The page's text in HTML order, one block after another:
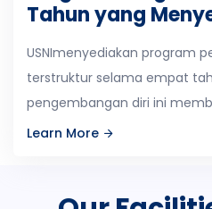
Tahun yang
USNImenyediakan program
terstruktur selama empat
pengembangan diri ini
Learn More